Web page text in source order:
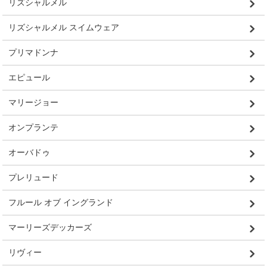
リズシャルメル
リズシャルメル スイムウェア
プリマドンナ
エピュール
マリージョー
オンプランテ
オーバドゥ
プレリュード
フルール オブ イングランド
マーリーズデッカーズ
リヴィー